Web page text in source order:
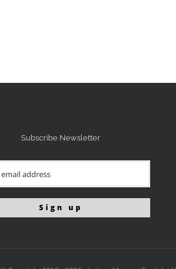
Subscribe Newsletter